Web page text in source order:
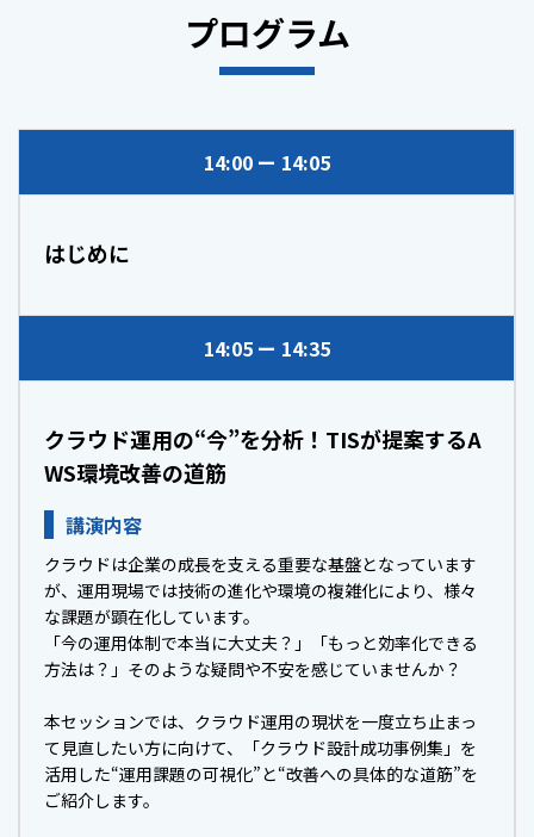
プログラム
14:00 14:05
はじめに
14:05 14:35
クラウド運用の“今”を分析！TISが提案するA
WS環境改善の道筋
講演内容
クラウドは企業の成長を支える重要な基盤となっています
が、運用現場では技術の進化や環境の複雑化により、様々
な課題が顕在化しています。
「今の運用体制で本当に大丈夫？」「もっと効率化できる
方法は？」そのような疑問や不安を感じていませんか？
本セッションでは、クラウド運用の現状を一度立ち止まっ
て見直したい方に向けて、「クラウド設計成功事例集」を
活用した“運用課題の可視化”と“改善への具体的な道筋”を
ご紹介します。